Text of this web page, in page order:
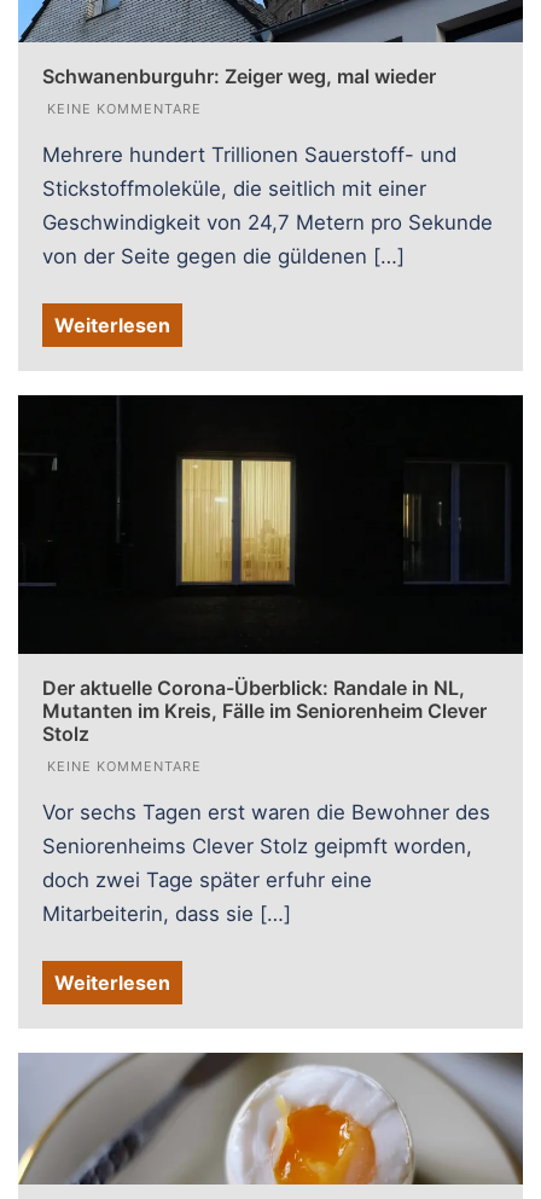
Schwanenburguhr: Zeiger weg, mal wieder
KEINE KOMMENTARE
Mehrere hundert Trillionen Sauerstoff- und
Stickstoffmoleküle, die seitlich mit einer
Geschwindigkeit von 24,7 Metern pro Sekunde
von der Seite gegen die güldenen […]
Weiterlesen
Der aktuelle Corona-Überblick: Randale in NL,
Mutanten im Kreis, Fälle im Seniorenheim Clever
Stolz
KEINE KOMMENTARE
Vor sechs Tagen erst waren die Bewohner des
Seniorenheims Clever Stolz geipmft worden,
doch zwei Tage später erfuhr eine
Mitarbeiterin, dass sie […]
Weiterlesen